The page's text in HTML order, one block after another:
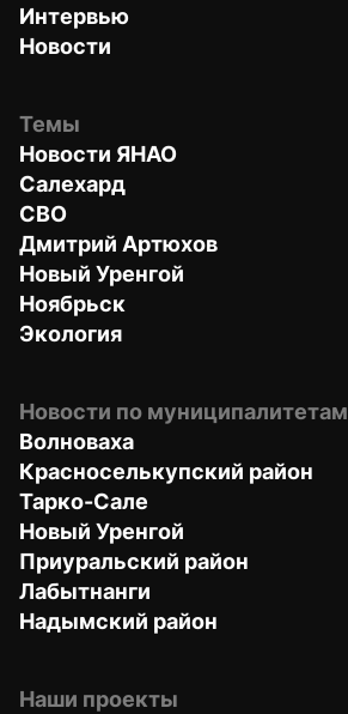
Интервью
Новости
Темы
Новости ЯНАО
Салехард
СВО
Дмитрий Артюхов
Новый Уренгой
Ноябрьск
Экология
Новости по муниципалитетам
Волноваха
Красноселькупский район
Тарко-Сале
Новый Уренгой
Приуральский район
Лабытнанги
Надымский район
Наши проекты